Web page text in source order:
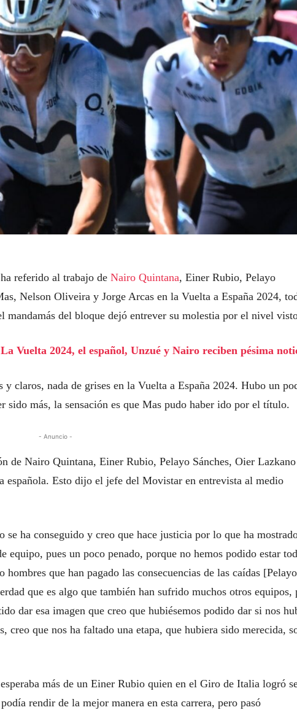
referido al trabajo de Nairo Quintana, Einer Rubio, Pelayo
Nelson Oliveira y Jorge Arcas en la Vuelta a España 2024,
del bloque dejó entrever su molestia por el nivel
Vuelta 2024, el español, Unzué y Nairo reciben pésima
claros, nada de grises en la Vuelta a España 2024. Hubo un
sido más, la sensación es que Mas pudo haber ido por el título.
- Anuncio -
de Nairo Quintana, Einer Rubio, Pelayo Sánches, Oier
española. Esto dijo el jefe del Movistar en entrevista al medio
ha conseguido y creo que hace justicia por lo que ha
pues un poco penado, porque no hemos podido estar
que han pagado las consecuencias de las caídas [Pelayo
que es algo que también han sufrido muchos otros equipos,
dar esa imagen que creo que hubiésemos podido dar si nos
creo que nos ha faltado una etapa, que hubiera sido merecida,
más de un Einer Rubio quien en el Giro de Italia logró
rendir de la mejor manera en esta carrera, pero pasó